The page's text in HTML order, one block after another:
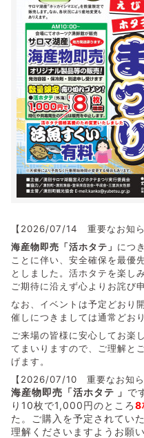
【2026/07/14 重要なお知
海産物即売「活ホタテ」 につ
ことに伴い、安全確保を最優
としました。活ホタテを楽し
ご期待に沿えず心よりお詫び
なお、イベントは予定どおり
催しにつきましては通常どお
ご来場の皆様に安心してお楽
てまいりますので、ご理解と
げます。
【2026/07/10 重要なお知ら
海産物即売「活ホタテ 」 で
り10枚で1,000円のところ8
た。ご購入を予定されてい
理解くださいますようお願